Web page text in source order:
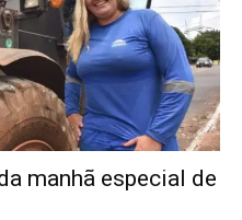
manhã especial de